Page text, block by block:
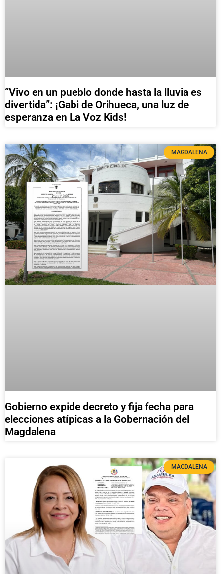
“Vivo en un pueblo donde hasta la lluvia es
divertida”: ¡Gabi de Orihueca, una luz de
esperanza en La Voz Kids!
MAGDALENA
Gobierno expide decreto y fija fecha para
elecciones atípicas a la Gobernación del
Magdalena
MAGDALENA